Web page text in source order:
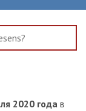
2020 года в